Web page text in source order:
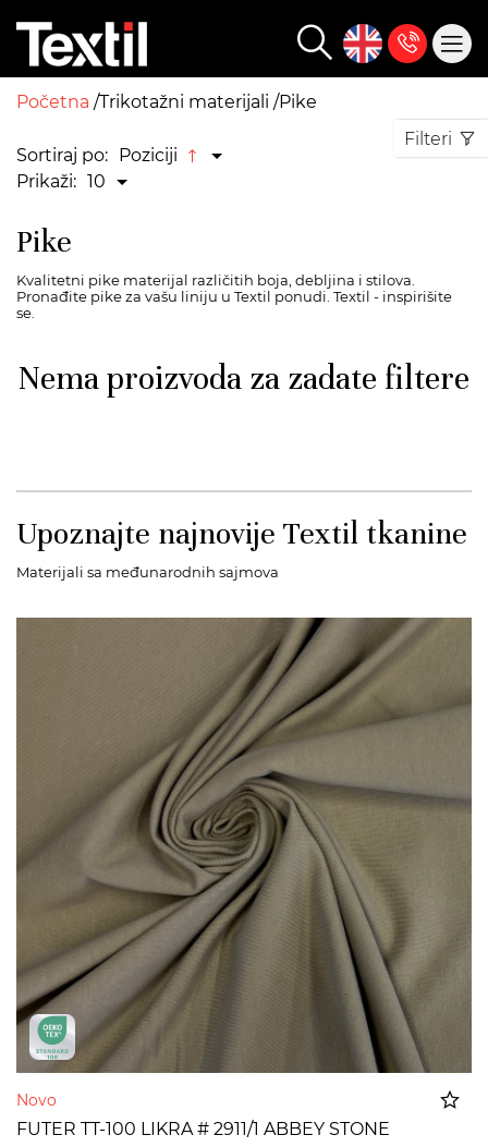
Početna Trikotažni materijali Pike
Sortiraj po: Poziciji
Prikaži: 10
Filteri
Pike
Kvalitetni pike materijal različitih boja, debljina i stilova.
Pronađite pike za vašu liniju u Textil ponudi. Textil - inspirišite
se.
Nema proizvoda za zadate filtere
Upoznajte najnovije Textil tkanine
Materijali sa međunarodnih sajmova
Novo
FUTER TT-100 LIKRA # 2911/1 ABBEY STONE